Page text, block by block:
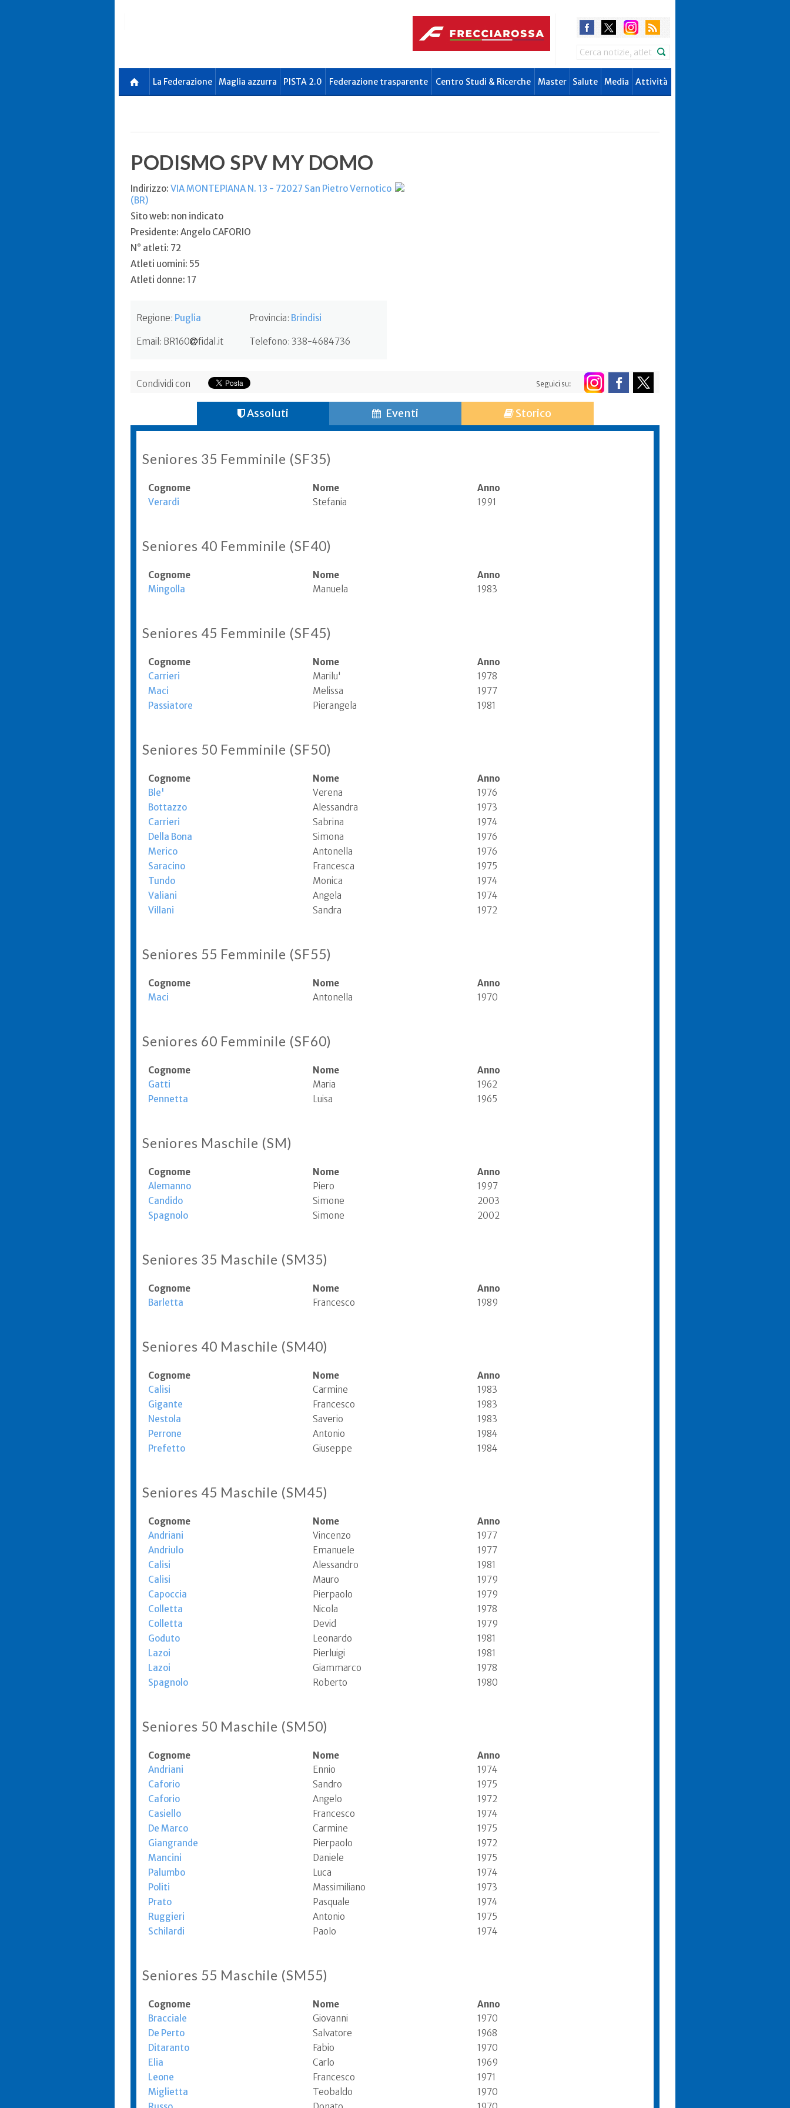
Search
La Federazione Maglia azzurra PISTA 2.0 Federazione trasparente Centro Studi & Ricerche Master Salute Media Attività
PODISMO SPV MY DOMO
Indirizzo: VIA MONTEPIANA N. 13 - 72027 San Pietro Vernotico
(BR)
Sito web: non indicato
Presidente: Angelo CAFORIO
N° atleti: 72
Atleti uomini: 55
Atleti donne: 17
Regione: Puglia Provincia: Brindisi
Email: BR160 fidal.it Telefono: 338-4684736
Condividi con Seguici su:
Assoluti Eventi Storico
Seniores 35 Femminile (SF35)
Cognome Nome
Anno
Verardi
Stefania 1991
Seniores 40 Femminile (SF40)
Cognome Nome
Anno
Mingolla
Manuela 1983
Seniores 45 Femminile (SF45)
Cognome Nome
Anno
Carrieri
Marilu'
1978
Maci
Melissa
1977
Passiatore
Pierangela 1981
Seniores 50 Femminile (SF50)
Cognome Nome
Anno
Ble'
Verena
1976
Bottazzo
Alessandra
1973
Carrieri
Sabrina
1974
Della Bona
Simona
1976
Merico
Antonella
1976
Saracino
Francesca
1975
Tundo
Monica
1974
Valiani
Angela
1974
Villani
Sandra 1972
Seniores 55 Femminile (SF55)
Cognome Nome
Anno
Maci
Antonella 1970
Seniores 60 Femminile (SF60)
Cognome Nome
Anno
Gatti
Maria
1962
Pennetta
Luisa 1965
Seniores Maschile (SM)
Cognome Nome
Anno
Alemanno
Piero
1997
Candido
Simone
2003
Spagnolo
Simone 2002
Seniores 35 Maschile (SM35)
Cognome Nome
Anno
Barletta
Francesco 1989
Seniores 40 Maschile (SM40)
Cognome Nome
Anno
Calisi
Carmine
1983
Gigante
Francesco
1983
Nestola
Saverio
1983
Perrone
Antonio
1984
Prefetto
Giuseppe 1984
Seniores 45 Maschile (SM45)
Cognome Nome
Anno
Andriani
Vincenzo
1977
Andriulo
Emanuele
1977
Calisi
Alessandro
1981
Calisi
Mauro
1979
Capoccia
Pierpaolo
1979
Colletta
Nicola
1978
Colletta
Devid
1979
Goduto
Leonardo
1981
Lazoi
Pierluigi
1981
Lazoi
Giammarco
1978
Spagnolo
Roberto 1980
Seniores 50 Maschile (SM50)
Cognome Nome
Anno
Andriani
Ennio
1974
Caforio
Sandro
1975
Caforio
Angelo
1972
Casiello
Francesco
1974
De Marco
Carmine
1975
Giangrande
Pierpaolo
1972
Mancini
Daniele
1975
Palumbo
Luca
1974
Politi
Massimiliano
1973
Prato
Pasquale
1974
Ruggieri
Antonio
1975
Schilardi
Paolo 1974
Seniores 55 Maschile (SM55)
Cognome Nome
Anno
Bracciale
Giovanni
1970
De Perto
Salvatore
1968
Ditaranto
Fabio
1970
Elia
Carlo
1969
Leone
Francesco
1971
Miglietta
Teobaldo
1970